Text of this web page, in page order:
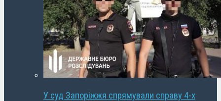
У суд Запоріжжя спрямували справу 4-х